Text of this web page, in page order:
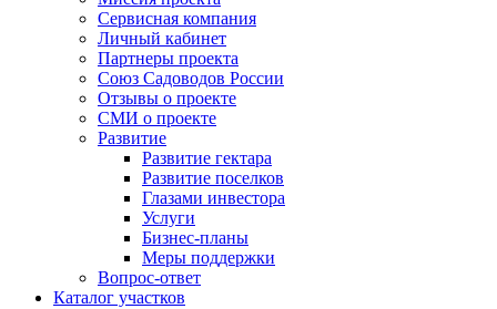
Сервисная компания
Личный кабинет
Партнеры проекта
Союз Садоводов России
Отзывы о проекте
СМИ о проекте
Развитие
Развитие гектара
Развитие поселков
Глазами инвестора
Услуги
Бизнес-планы
Меры поддержки
Вопрос-ответ
Каталог участков